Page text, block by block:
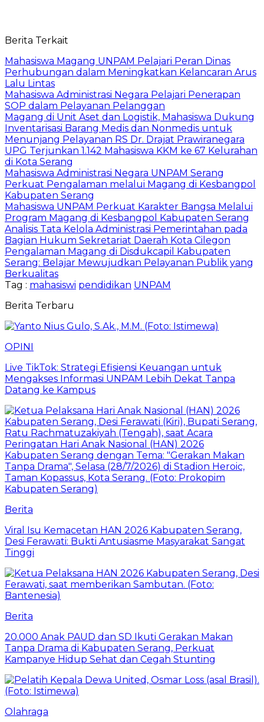
Berita Terkait
Mahasiswa Magang UNPAM Pelajari Peran Dinas
Perhubungan dalam Meningkatkan Kelancaran Arus
Lalu Lintas
Mahasiswa Administrasi Negara Pelajari Penerapan
SOP dalam Pelayanan Pelanggan
Magang di Unit Aset dan Logistik, Mahasiswa Dukung
Inventarisasi Barang Medis dan Nonmedis untuk
Menunjang Pelayanan RS Dr. Drajat Prawiranegara
UPG Terjunkan 1.142 Mahasiswa KKM ke 67 Kelurahan
di Kota Serang
Mahasiswa Administrasi Negara UNPAM Serang
Perkuat Pengalaman melalui Magang di Kesbangpol
Kabupaten Serang
Mahasiswa UNPAM Perkuat Karakter Bangsa Melalui
Program Magang di Kesbangpol Kabupaten Serang
Analisis Tata Kelola Administrasi Pemerintahan pada
Bagian Hukum Sekretariat Daerah Kota Cilegon
Pengalaman Magang di Disdukcapil Kabupaten
Serang: Belajar Mewujudkan Pelayanan Publik yang
Berkualitas
Tag : mahasiswi pendidikan UNPAM
Berita Terbaru
OPINI
Live TikTok: Strategi Efisiensi Keuangan untuk
Mengakses Informasi UNPAM Lebih Dekat Tanpa
Datang ke Kampus
Berita
Viral Isu Kemacetan HAN 2026 Kabupaten Serang,
Desi Ferawati: Bukti Antusiasme Masyarakat Sangat
Tinggi
Berita
20.000 Anak PAUD dan SD Ikuti Gerakan Makan
Tanpa Drama di Kabupaten Serang, Perkuat
Kampanye Hidup Sehat dan Cegah Stunting
Olahraga